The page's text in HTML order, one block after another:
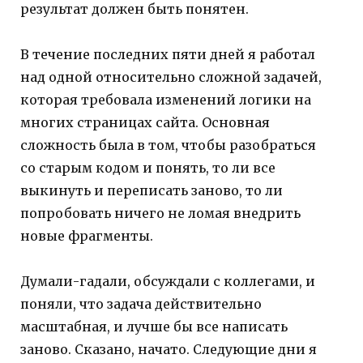
результат должен быть понятен.
В течение последних пяти дней я работал
над одной относительно сложной задачей,
которая требовала изменений логики на
многих страницах сайта. Основная
сложность была в том, чтобы разобраться
со старым кодом и понять, то ли все
выкинуть и переписать заново, то ли
попробовать ничего не ломая внедрить
новые фрагменты.
Думали-гадали, обсуждали с коллегами, и
поняли, что задача действительно
масштабная, и лучше бы все написать
заново. Сказано, начато. Следующие дни я